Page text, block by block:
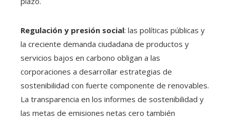
Regulación y presión social: las políticas públicas y
la creciente demanda ciudadana de productos y
servicios bajos en carbono obligan a las
corporaciones a desarrollar estrategias de
sostenibilidad con fuerte componente de renovables.
La transparencia en los informes de sostenibilidad y
las metas de emisiones netas cero también